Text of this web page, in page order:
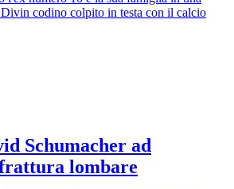
codino colpito in testa con il calcio
Schumacher ad
lombare